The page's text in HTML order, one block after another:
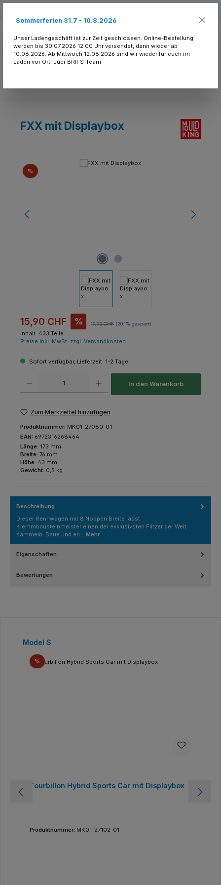
FXX mit Displaybox
Bildergalerie überspringen
% Rabatt
Verkaufspreis:
15,90 CHF % Regulärer Preis:
19,90 CHF (20.1% gespart)
Inhalt: 433 Teile
Preise inkl. MwSt. zzgl. Versandkosten
Sofort verfügbar, Lieferzeit: 1-2 Tage
In den Warenkorb
Zum Merkzettel hinzufügen
Produktnummer: MK01-27080-01
EAN: 6972316268464
Länge: 173 mm
Breite: 76 mm
Höhe: 43 mm
Gewicht: 0,5 kg
Beschreibung
Dieser Rennwagen mit 8 Noppen Breite lässt
Klemmbausteinmeister einen der exklusivsten Flitzer der Welt
sammeln. Baue und en… Mehr
Eigenschaften
Bewertungen
Produktgalerie überspringen
Model S
%Rabatt
Tourbillon Hybrid Sports Car mit Displaybox
Produktnummer: MK01-27102-01
Sommerferien 31.7 - 10.8.2026
Unser Ladengeschäft ist zur Zeit geschlossen. Online-Bestellung
werden bis 30.07.2026 12:00 Uhr versendet, dann wieder ab
10.08.2026. Ab Mittwoch 12.08.2026 sind wir wieder für euch im
Laden vor Ort. Euer BRIFS-Team